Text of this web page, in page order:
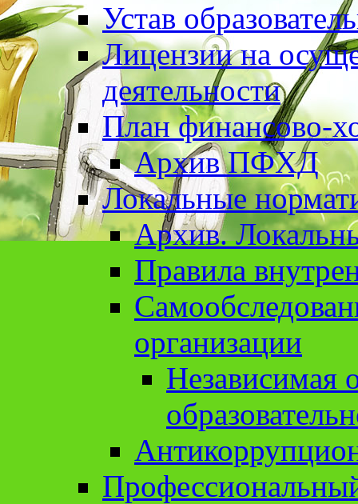
Устав
Лицензии на
деятельности
План финансово-
Архив ПФХД
Локальные
Архив.
Правила
организации
Независимая